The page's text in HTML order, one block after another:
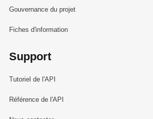
Gouvernance du projet
Fiches d'information
Support
Tutoriel de l'API
Référence de l'API